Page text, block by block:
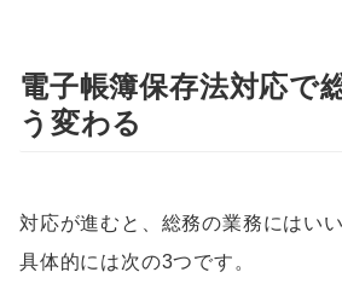
電子帳簿保存法対応で
う変わる
対応が進むと、総務の業務にはい
具体的には次の3つです。